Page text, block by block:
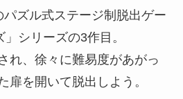
ズル式ステージ制脱出ゲー
シリーズの3作目。
れ、徐々に難易度があがっ
扉を開いて脱出しよう。